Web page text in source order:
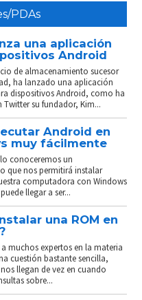
PDAs
una aplicación
Android
de almacenamiento sucesor
ha lanzado una aplicación
dispositivos Android, como ha
Twitter su fundador, Kim...
Android en
muy fácilmente
conoceremos un
que nos permitirá instalar
computadora con Windows
llegar a ser...
una ROM en
muchos expertos en la materia
cuestión bastante sencilla,
llegan de vez en cuando
sobre...